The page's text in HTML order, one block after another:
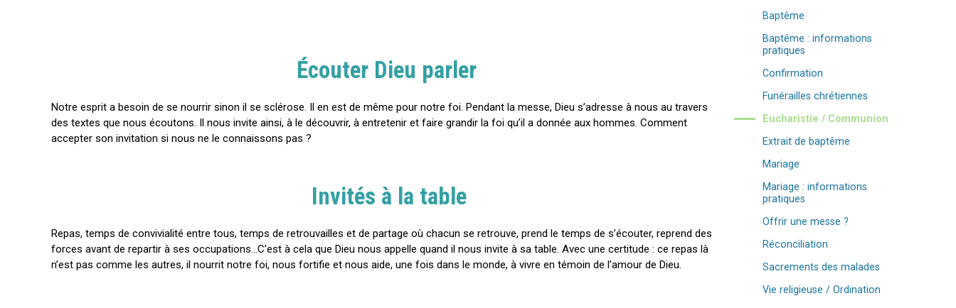
Baptême
Baptême : informations
pratiques
Confirmation
Funérailles chrétiennes
Eucharistie / Communion
Extrait de baptême
Mariage
Mariage : informations
pratiques
Offrir une messe ?
Réconciliation
Sacrements des malades
Vie religieuse / Ordination
Écouter Dieu parler
Notre esprit a besoin de se nourrir sinon il se sclérose. Il en est de même pour notre foi. Pendant la messe, Dieu s’adresse à nous au travers
des textes que nous écoutons. Il nous invite ainsi, à le découvrir, à entretenir et faire grandir la foi qu’il a donnée aux hommes. Comment
accepter son invitation si nous ne le connaissons pas ?
Invités à la table
Repas, temps de convivialité entre tous, temps de retrouvailles et de partage où chacun se retrouve, prend le temps de s’écouter, reprend des
forces avant de repartir à ses occupations…C’est à cela que Dieu nous appelle quand il nous invite à sa table. Avec une certitude : ce repas là
n’est pas comme les autres, il nourrit notre foi, nous fortifie et nous aide, une fois dans le monde, à vivre en témoin de l’amour de Dieu.